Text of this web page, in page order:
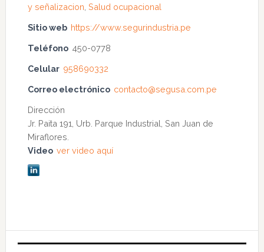
y señalizacion Salud ocupacional
Sitio web https://www.segurindustria.pe
Teléfono 450-0778
Celular 958690332
Correo electrónico contacto@segusa.com.pe
Dirección
Jr. Paita 191, Urb. Parque Industrial, San Juan de
Miraflores.
Video ver video aquí
Barra